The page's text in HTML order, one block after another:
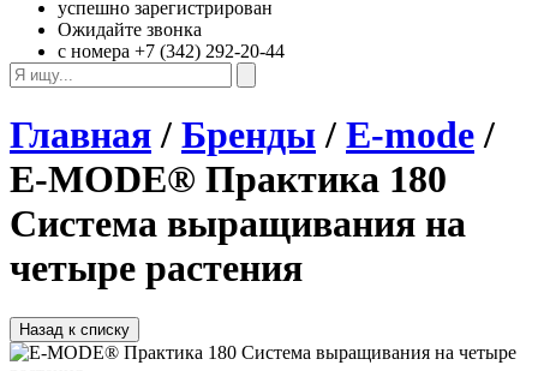
успешно зарегистрирован
Ожидайте звонка
с номера +7 (342) 292-20-44
Главная/ Бренды/ E-mode/
E-MODE® Практика 180
Система выращивания на
четыре растения
Назад к списку